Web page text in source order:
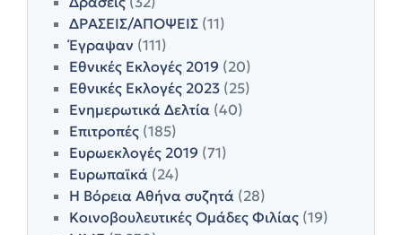
ΔΡΑΣΕΙΣ/ΑΠΟΨΕΙΣ (11)
Έγραψαν (111)
Εθνικές Εκλογές 2019 (20)
Εθνικές Εκλογές 2023 (25)
Ενημερωτικά Δελτία (40)
Επιτροπές (185)
Ευρωεκλογές 2019 (71)
Ευρωπαϊκά (24)
Η Βόρεια Αθήνα συζητά (28)
Κοινοβουλευτικές Ομάδες Φιλίας (19)